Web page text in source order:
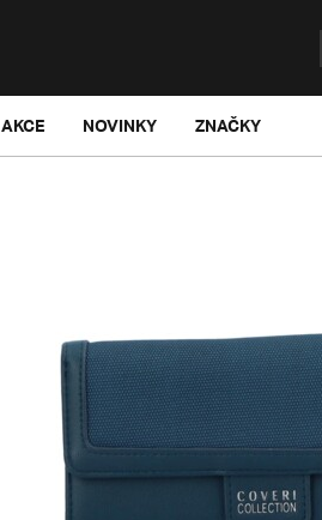
AKCE NOVINKY ZNAČKY